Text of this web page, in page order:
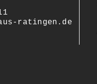
ratingen.de